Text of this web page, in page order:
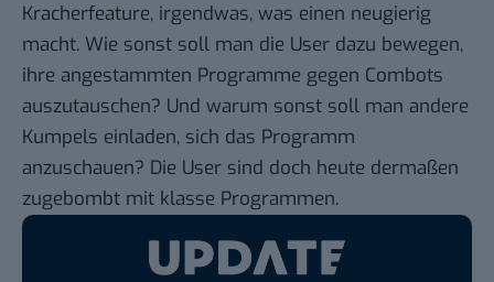
Kracherfeature, irgendwas, was einen neugierig
macht. Wie sonst soll man die User dazu bewegen,
ihre angestammten Programme gegen Combots
auszutauschen? Und warum sonst soll man andere
Kumpels einladen, sich das Programm
anzuschauen? Die User sind doch heute dermaßen
zugebombt mit klasse Programmen.